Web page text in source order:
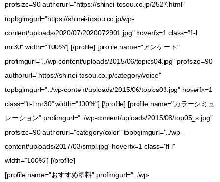
profsize=90 authorurl="https://shinei-tosou.co.jp/2527.html"
topbgimgurl="https://shinei-tosou.co.jp/wp-
content/uploads/2020/07/2020072901.jpg" hoverfx=1 class="fl-l
mr30" width="100%"] [/profile] [profile name="アンケート"
profimgurl="../wp-content/uploads/2015/06/topics04.jpg" profsize=90
authorurl="https://shinei-tosou.co.jp/category/voice"
topbgimgurl="../wp-content/uploads/2015/06/topics03.jpg" hoverfx=1
class="fl-l mr30" width="100%"] [/profile] [profile name="カラーシミュ
レーション" profimgurl="../wp-content/uploads/2015/08/top05_s.jpg"
profsize=90 authorurl="category/color" topbgimgurl="../wp-
content/uploads/2017/03/smpl.jpg" hoverfx=1 class="fl-l"
width="100%"] [/profile]
[profile name="おすすめ塗料" profimgurl="../wp-